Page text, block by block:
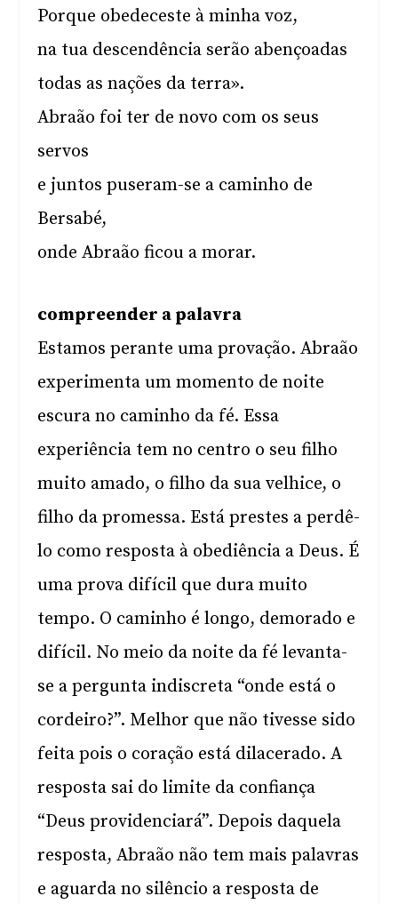
Porque obedeceste à minha voz,
na tua descendência serão abençoadas
todas as nações da terra».
Abraão foi ter de novo com os seus
servos
e juntos puseram-se a caminho de
Bersabé,
onde Abraão ficou a morar.
compreender a palavra
Estamos perante uma provação. Abraão
experimenta um momento de noite
escura no caminho da fé. Essa
experiência tem no centro o seu filho
muito amado, o filho da sua velhice, o
filho da promessa. Está prestes a perdê-
lo como resposta à obediência a Deus. É
uma prova difícil que dura muito
tempo. O caminho é longo, demorado e
difícil. No meio da noite da fé levanta-
se a pergunta indiscreta “onde está o
cordeiro?”. Melhor que não tivesse sido
feita pois o coração está dilacerado. A
resposta sai do limite da confiança
“Deus providenciará”. Depois daquela
resposta, Abraão não tem mais palavras
e aguarda no silêncio a resposta de